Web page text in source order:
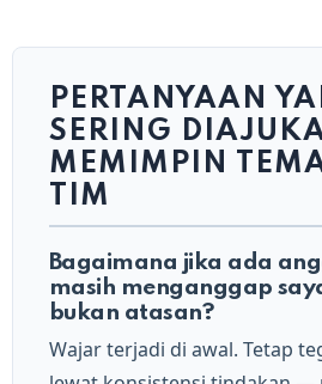
PERTANYAAN
SERING
MEMIMPIN
TIM
Bagaimana jika ada
masih menganggap
bukan atasan?
Wajar terjadi di awal. Tetap